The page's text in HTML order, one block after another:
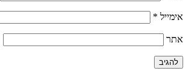
אימייל *
אתר